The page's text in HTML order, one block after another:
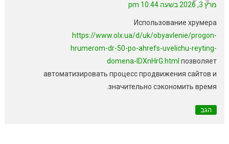
מרץ 3, 2026 בשעה 10:44 pm
Использование хрумера
https://www.olx.ua/d/uk/obyavlenie/progon-
hrumerom-dr-50-po-ahrefs-uvelichu-reyting-
domena-IDXnHrG.html позволяет
автоматизировать процесс продвижения сайтов и
значительно сэкономить время.
הגב